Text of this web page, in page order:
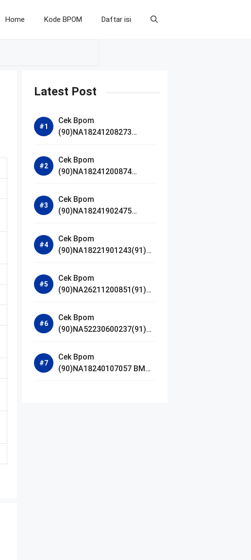
Home Kode BPOM Daftar isi
Latest Post
Cek Bpom
(90)NA18241208273
Bright Radiance Face
Wash
Cek Bpom
(90)NA18241200874
Acne Calm Micellar Water
Cek Bpom
(90)NA18241902475
Cek Bpom
(90)NA18221901243(91)25
Serum
Cek Bpom
(90)NA26211200851(91)24
Madagascar Centella
Ampoule Foam
Cek Bpom
(90)NA52230600237(91)09
De Parfum
Cek Bpom
(90)NA18240107057 BMG